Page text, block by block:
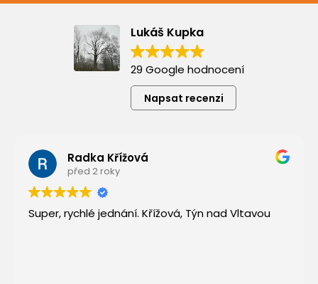
Lukáš Kupka
29 Google hodnocení
Napsat recenzi
Radka Křížová
před 2 roky
Super, rychlé jednání. Křížová, Týn nad Vltavou